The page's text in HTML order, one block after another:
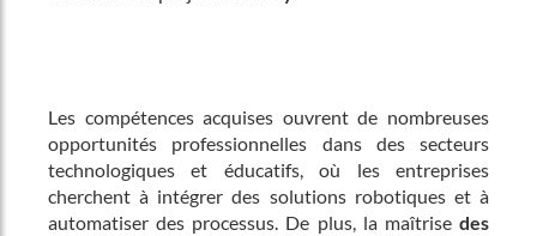
Les compétences acquises ouvrent de nombreuses
opportunités professionnelles dans des secteurs
technologiques et éducatifs, où les entreprises
cherchent à intégrer des solutions robotiques et à
automatiser des processus. De plus, la maîtrise des